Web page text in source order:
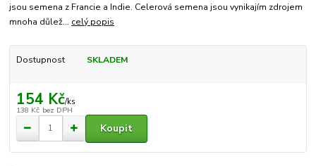
jsou semena z Francie a Indie. Celerová semena jsou vynikajím zdrojem
mnoha důlež... celý popis
Dostupnost SKLADEM
154 Kč/ks
138 Kč bez DPH
Koupit